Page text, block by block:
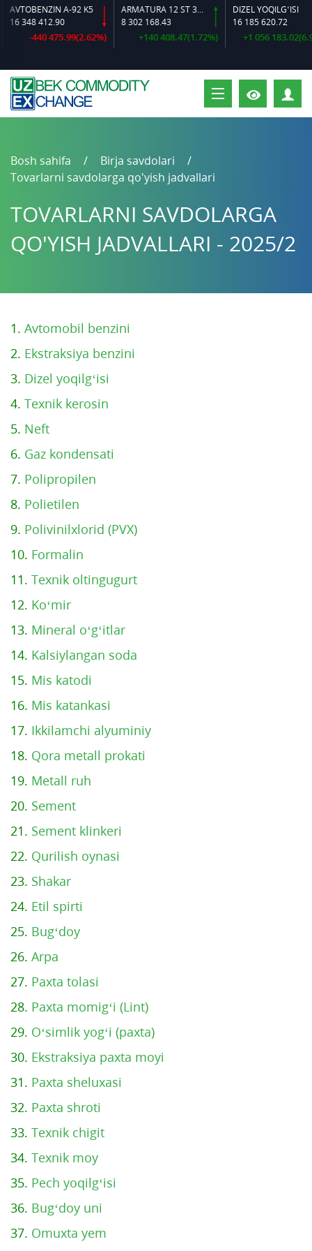
A-92 K5
348 412.90
-440 475.99(2.62%)
ARMATURA 12 ST 35 GS O‘LCHAMLI
8 302 168.43
+140 408.47(1.72%)
DIZEL YOQILG‘ISI
16 185 620.72
+1 056 183.02(6.98%)
Bosh sahifa
Birja savdolari
Tovarlarni savdolarga qo'yish jadvallari
TOVARLARNI SAVDOLARGA
QO'YISH JADVALLARI - 2025/2
1. Avtomobil benzini
2. Ekstraksiya benzini
3. Dizel yoqilg‘isi
4. Texnik kerosin
5. Neft
6. Gaz kondensati
7. Polipropilen
8. Polietilen
9. Polivinilxlorid (PVX)
10. Formalin
11. Texnik oltingugurt
12. Ko‘mir
13. Mineral o‘g‘itlar
14. Kalsiylangan soda
15. Mis katodi
16. Mis katankasi
17. Ikkilamchi alyuminiy
18. Qora metall prokati
19. Metall ruh
20. Sement
21. Sement klinkeri
22. Qurilish oynasi
23. Shakar
24. Etil spirti
25. Bug‘doy
26. Arpa
27. Paxta tolasi
28. Paxta momig‘i (Lint)
29. O‘simlik yog‘i (paxta)
30. Ekstraksiya paxta moyi
31. Paxta sheluxasi
32. Paxta shroti
33. Texnik chigit
34. Texnik moy
35. Pech yoqilg‘isi
36. Bug‘doy uni
37. Omuxta yem